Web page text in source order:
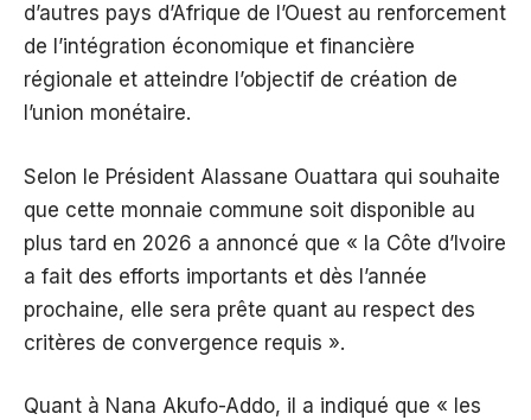
d’autres pays d’Afrique de l’Ouest au renforcement
de l’intégration économique et financière
régionale et atteindre l’objectif de création de
l’union monétaire.
Selon le Président Alassane Ouattara qui souhaite
que cette monnaie commune soit disponible au
plus tard en 2026 a annoncé que « la Côte d’Ivoire
a fait des efforts importants et dès l’année
prochaine, elle sera prête quant au respect des
critères de convergence requis ».
Quant à Nana Akufo-Addo, il a indiqué que « les